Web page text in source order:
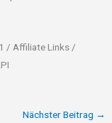
/ Affiliate Links /
Nächster Beitrag →